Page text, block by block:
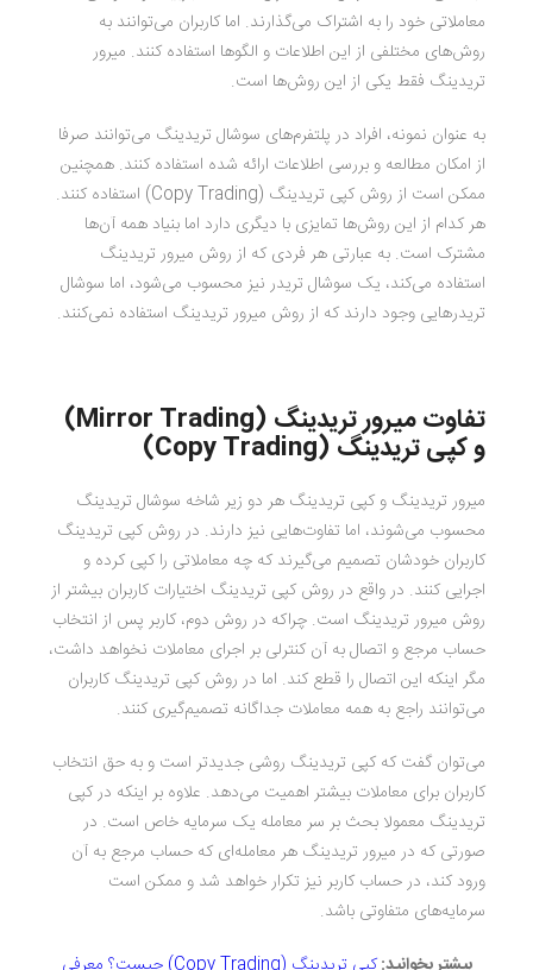
معاملاتی خود را به اشتراک می‌گذارند. اما کاربران می‌توانند به
روش‌های مختلفی از این اطلاعات و الگوها استفاده کنند. میرور
تریدینگ فقط یکی از این روش‌ها است.
به عنوان نمونه، افراد در پلتفرم‌های سوشال تریدینگ می‌توانند صرفا
از امکان مطالعه و بررسی اطلاعات ارائه شده استفاده کنند. همچنین
ممکن است از روش کپی تریدینگ (Copy Trading) استفاده کنند.
هر کدام از این روش‌ها تمایزی با دیگری دارد اما بنیاد همه آن‌ها
مشترک است. به عبارتی هر فردی که از روش میرور تریدینگ
استفاده می‌کند، یک سوشال تریدر نیز محسوب می‌شود، اما سوشال
تریدرهایی وجود دارند که از روش میرور تریدینگ استفاده نمی‌کنند.
تفاوت میرور تریدینگ (Mirror Trading
)
و کپی تریدینگ (Copy Trading
)
میرور تریدینگ و کپی تریدینگ هر دو زیر شاخه سوشال تریدینگ
محسوب می‌شوند، اما تفاوت‌هایی نیز دارند. در روش کپی تریدینگ
کاربران خودشان تصمیم می‌گیرند که چه معاملاتی را کپی کرده و
اجرایی کنند. در واقع در روش کپی تریدینگ اختیارات کاربران بیشتر از
روش میرور تریدینگ است. چراکه در روش دوم، کاربر پس از انتخاب
حساب مرجع و اتصال به آن کنترلی بر اجرای معاملات نخواهد داشت،
مگر اینکه این اتصال را قطع کند. اما در روش کپی تریدینگ کاربران
می‌توانند راجع به همه معاملات جداگانه تصمیم‌گیری کنند.
می‌توان گفت که کپی تریدینگ روشی جدیدتر است و به حق انتخاب
کاربران برای معاملات بیشتر اهمیت می‌دهد. علاوه بر اینکه در کپی
تریدینگ معمولا بحث بر سر معامله یک سرمایه خاص است. در
صورتی که در میرور تریدینگ هر معامله‌ای که حساب مرجع به آن
ورود کند، در حساب کاربر نیز تکرار خواهد شد و ممکن است
سرمایه‌های متفاوتی باشد.